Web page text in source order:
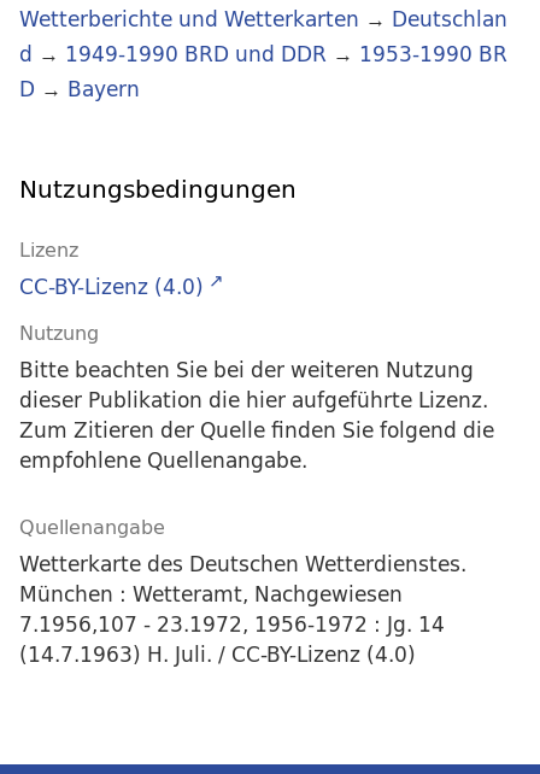
Wetterberichte und Wetterkarten → Deutschlan
d → 1949-1990 BRD und DDR → 1953-1990 BR
D → Bayern
Nutzungsbedingungen
Lizenz
CC-BY-Lizenz (4.0)
Nutzung
Bitte beachten Sie bei der weiteren Nutzung
dieser Publikation die hier aufgeführte Lizenz.
Zum Zitieren der Quelle finden Sie folgend die
empfohlene Quellenangabe.
Quellenangabe
Wetterkarte des Deutschen Wetterdienstes.
München : Wetteramt, Nachgewiesen
7.1956,107 - 23.1972, 1956-1972 : Jg. 14
(14.7.1963) H. Juli. / CC-BY-Lizenz (4.0)